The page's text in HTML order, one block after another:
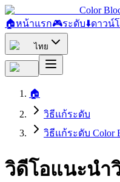
Color
🏠หน้าแรก🎮ระดับ⬇️ดาวน์
ไทย
🏠
วิธีแก้ระดับ
วิธีแก้ระดับ Color
วิดีโอแนะนำ